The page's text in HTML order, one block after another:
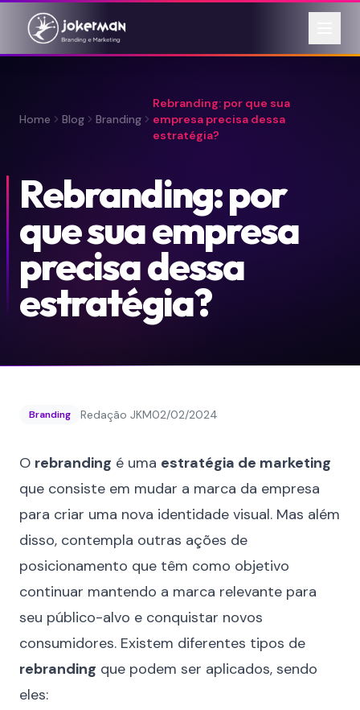
Home Blog Branding
Rebranding: por que sua
empresa precisa dessa
estratégia?
Rebranding: por
que sua empresa
precisa dessa
estratégia?
Branding Redação JKM02/02/2024
O rebranding é uma estratégia de marketing
que consiste em mudar a marca da empresa
para criar uma nova identidade visual. Mas além
disso, contempla outras ações de
posicionamento que têm como objetivo
continuar mantendo a marca relevante para
seu público-alvo e conquistar novos
consumidores. Existem diferentes tipos de
rebranding que podem ser aplicados, sendo
eles: